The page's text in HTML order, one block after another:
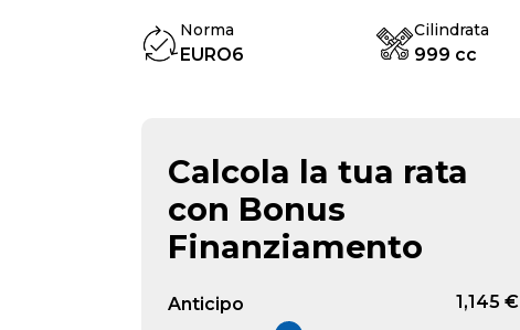
Norma
EURO6
Cilindrata
999 cc
Calcola la tua rata
con Bonus
Finanziamento
Anticipo 1,145 €